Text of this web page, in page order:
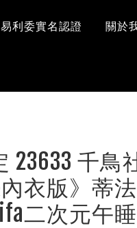
易利委實名認證 關於
23633 千鳥
衣版》蒂
二次元午